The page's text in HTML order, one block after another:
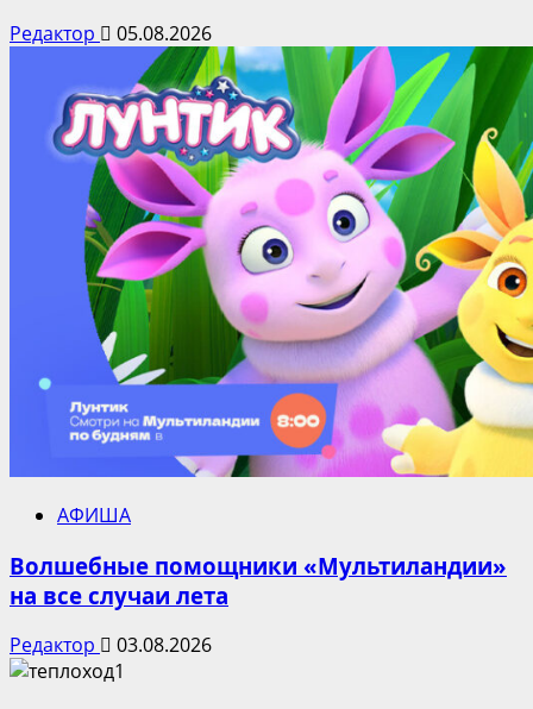
Редактор 05.08.2026
АФИША
Волшебные помощники «Мультиландии»
на все случаи лета
Редактор 03.08.2026